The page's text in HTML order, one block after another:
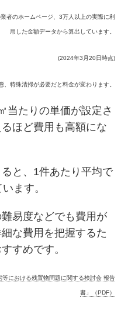
者のホームページ、3万人以上の実際に利
用した金額データから算出しています。
(2024年3月20日時点)
特殊清掃が必要だと料金が変わります。
当たりの単価が設定さ
ほど費用も高額にな
と、1件あたり平均で
ます。
易度などでも費用が
な費用を把握するた
すめです。
における残置物問題に関する検討会 報告
書」（PDF）